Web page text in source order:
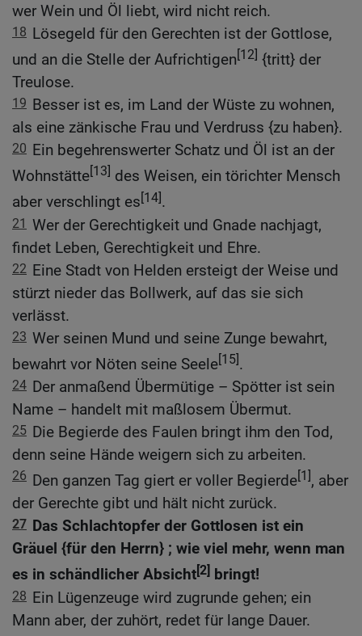
wer Wein und Öl liebt, wird nicht reich.
18 Lösegeld für den Gerechten ist der Gottlose,
und an die Stelle der Aufrichtigen[12] {tritt} der
Treulose.
19 Besser ist es, im Land der Wüste zu wohnen,
als eine zänkische Frau und Verdruss {zu haben}.
20 Ein begehrenswerter Schatz und Öl ist an der
Wohnstätte[13] des Weisen, ein törichter Mensch
aber verschlingt es[14].
21 Wer der Gerechtigkeit und Gnade nachjagt,
findet Leben, Gerechtigkeit und Ehre.
22 Eine Stadt von Helden ersteigt der Weise und
stürzt nieder das Bollwerk, auf das sie sich
verlässt.
23 Wer seinen Mund und seine Zunge bewahrt,
bewahrt vor Nöten seine Seele[15].
24 Der anmaßend Übermütige – Spötter ist sein
Name – handelt mit maßlosem Übermut.
25 Die Begierde des Faulen bringt ihm den Tod,
denn seine Hände weigern sich zu arbeiten.
26 Den ganzen Tag giert er voller Begierde[1], aber
der Gerechte gibt und hält nicht zurück.
27 Das Schlachtopfer der Gottlosen ist ein
Gräuel {für den Herrn} ; wie viel mehr, wenn man
es in schändlicher Absicht[2] bringt!
28 Ein Lügenzeuge wird zugrunde gehen; ein
Mann aber, der zuhört, redet für lange Dauer.